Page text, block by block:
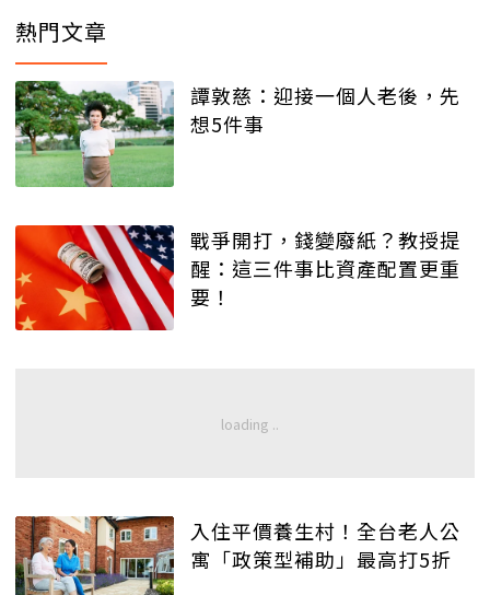
熱門文章
譚敦慈：迎接一個人老後，先
想5件事
戰爭開打，錢變廢紙？教授提
醒：這三件事比資產配置更重
要！
入住平價養生村！全台老人公
寓「政策型補助」最高打5折